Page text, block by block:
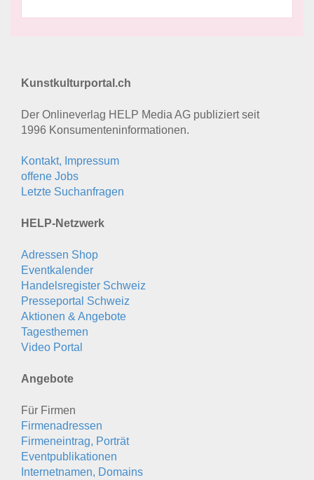
Kunstkulturportal.ch
Der Onlineverlag HELP Media AG publiziert seit
1996 Konsumenten­informationen.
Kontakt, Impressum
offene Jobs
Letzte Suchanfragen
HELP-Netzwerk
Adressen Shop
Eventkalender
Handelsregister Schweiz
Presseportal Schweiz
Aktionen & Angebote
Tagesthemen
Video Portal
Angebote
Für Firmen
Firmenadressen
Firmeneintrag, Porträt
Eventpublikationen
Internetnamen, Domains